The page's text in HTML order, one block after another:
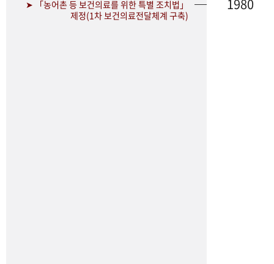
➤ 「농어촌 등 보건의료를 위한 특별 조치법」
제정(1차 보건의료전달체계 구축)
1980